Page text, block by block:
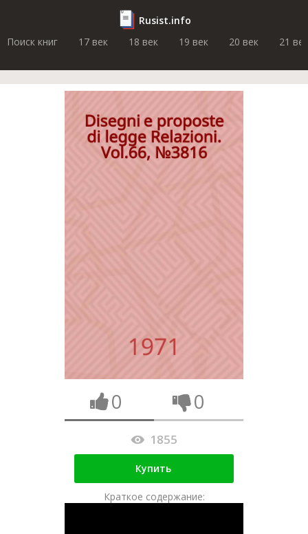
Rusist.info
Поиск книг
17 век 18 век 19 век 20 век 21 век
0 0
1855
Купить
Краткое содержание: